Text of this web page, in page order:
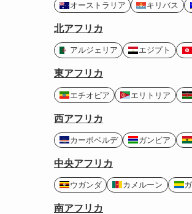
オーストラリア キリバス
北アフリカ
アルジェリア エジプト
東アフリカ
エチオピア エリトリア
西アフリカ
カーボベルデ ガンビア
中央アフリカ
ウガンダ カメルーン
南アフリカ